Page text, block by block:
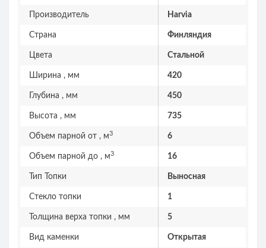
Производитель Harvia
Страна Финляндия
Цвета Стальной
Ширина , мм 420
Глубина , мм 450
Высота , мм 735
Объем парной от , м3 6
Объем парной до , м3 16
Тип Топки Выносная
Стекло топки 1
Толщина верха топки , мм 5
Вид каменки Открытая